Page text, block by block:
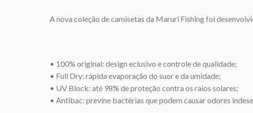
A nova coleção de camisetas da Maruri Fishing foi
• 100% original: design eclusivo e controle de qualidade;
• Full Dry: rápida evaporação do suor e da umidade;
• UV Block: até 98% de proteção contra os raios solares;
• Antibac: previne bactérias que podem causar odores